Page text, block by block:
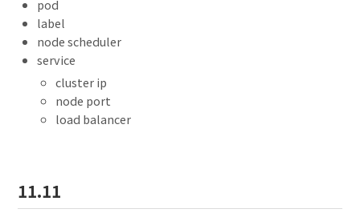
pod
label
node scheduler
service
cluster ip
node port
load balancer
11.11